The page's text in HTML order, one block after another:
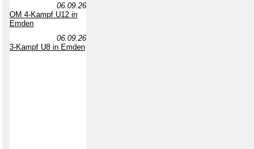
06.09.26
OM 4-Kampf U12 in
Emden
06.09.26
3-Kampf U8 in Emden